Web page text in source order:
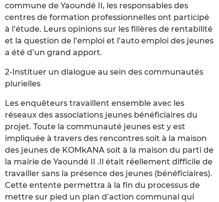
commune de Yaoundé II, les responsables des
centres de formation professionnelles ont participé
à l’étude. Leurs opinions sur les filières de rentabilité
et la question de l’emploi et l’auto emploi des jeunes
a été d’un grand apport.
2-Instituer un dialogue au sein des communautés
plurielles
Les enquêteurs travaillent ensemble avec les
réseaux des associations jeunes bénéficiaires du
projet. Toute la communauté jeunes est y est
impliquée à travers des rencontres soit à la maison
des jeunes de KOMkANA soit à la maison du parti de
la mairie de Yaoundé II .Il était réellement difficile de
travailler sans la présence des jeunes (bénéficiaires).
Cette entente permettra à la fin du processus de
mettre sur pied un plan d’action communal qui